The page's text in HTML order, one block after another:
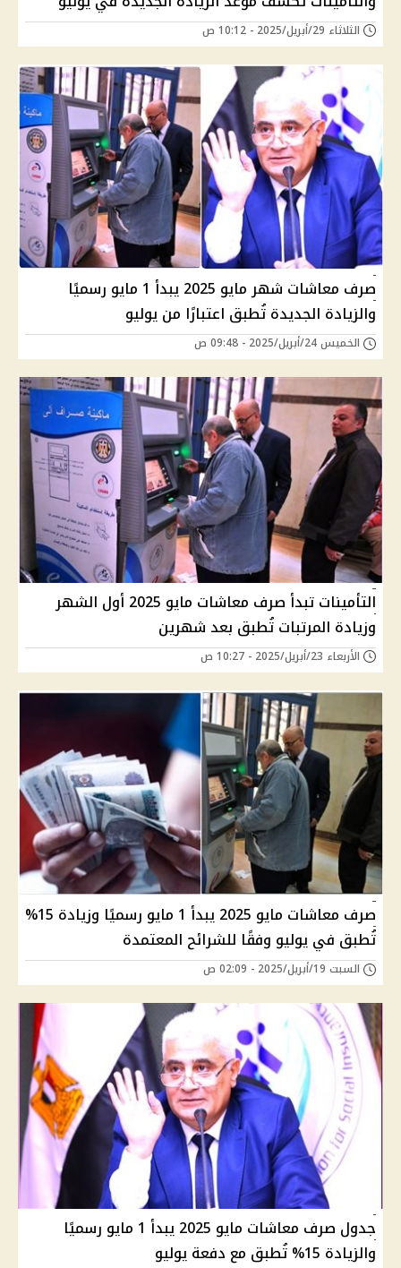
الثلاثاء 29/أبريل/2025 - 10:12 ص
صرف معاشات شهر مايو 2025 يبدأ 1 مايو رسميًا
والزيادة الجديدة تُطبق اعتبارًا من يوليو
الخميس 24/أبريل/2025 - 09:48 ص
التأمينات تبدأ صرف معاشات مايو 2025 أول الشهر
وزيادة المرتبات تُطبق بعد شهرين
الأربعاء 23/أبريل/2025 - 10:27 ص
صرف معاشات مايو 2025 يبدأ 1 مايو رسميًا وزيادة 15%
تُطبق في يوليو وفقًا للشرائح المعتمدة
السبت 19/أبريل/2025 - 02:09 ص
جدول صرف معاشات مايو 2025 يبدأ 1 مايو رسميًا
والزيادة 15% تُطبق مع دفعة يوليو